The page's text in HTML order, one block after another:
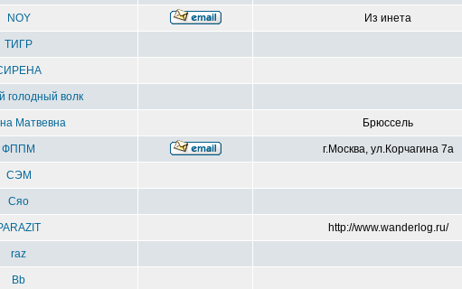
NOY Из инета
ТИГР
голодный волк
Матвевна Брюссель
ФППМ г.Москва, ул.Корчагина 7а
СЭМ
Сяо
http://www.wanderlog.ru/
raz
Bb